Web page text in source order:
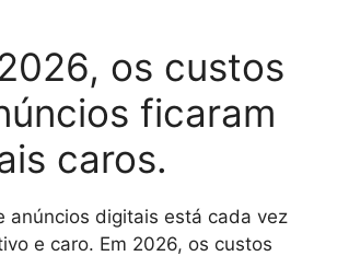
os custos
ficaram
caros.
anúncios digitais está cada vez
e caro. Em 2026, os custos